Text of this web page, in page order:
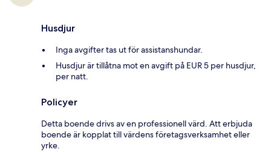
Husdjur
Inga avgifter tas ut för assistanshundar.
Husdjur är tillåtna mot en avgift på EUR 5 per husdjur,
per natt.
Policyer
Detta boende drivs av en professionell värd. Att erbjuda
boende är kopplat till värdens företagsverksamhet eller
yrke.